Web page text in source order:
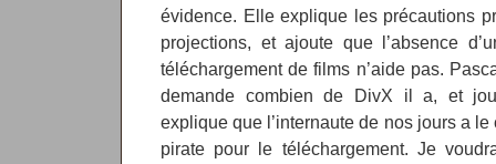
évidence. Elle explique les précautions
projections, et ajoute que l’absence
téléchargement de films n’aide pas.
demande combien de DivX il a, et
explique que l’internaute de nos jours a
pirate pour le téléchargement. Je